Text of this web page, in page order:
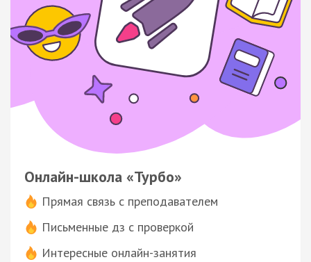
Онлайн-школа «Турбо»
Прямая связь с преподавателем
Письменные дз с проверкой
Интересные онлайн-занятия